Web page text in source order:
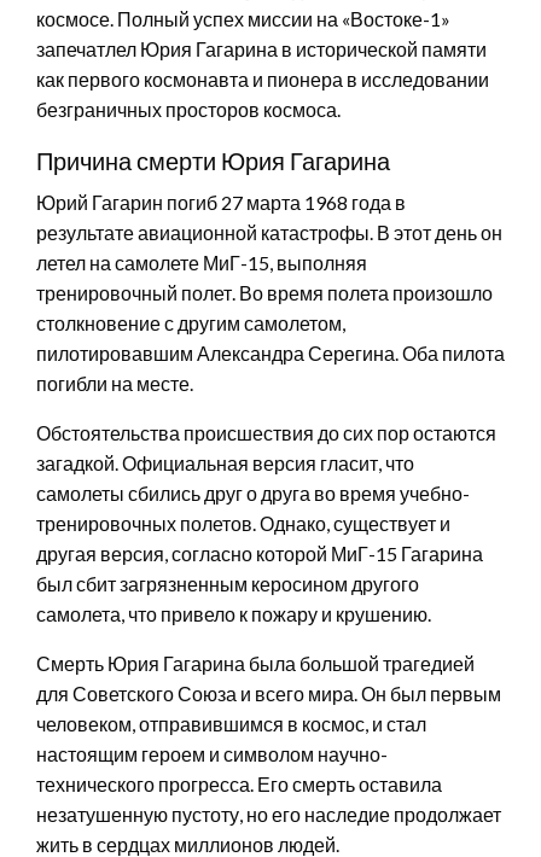
космосе. Полный успех миссии на «Востоке-1»
запечатлел Юрия Гагарина в исторической памяти
как первого космонавта и пионера в исследовании
безграничных просторов космоса.
Причина смерти Юрия Гагарина
Юрий Гагарин погиб 27 марта 1968 года в
результате авиационной катастрофы. В этот день он
летел на самолете МиГ-15, выполняя
тренировочный полет. Во время полета произошло
столкновение с другим самолетом,
пилотировавшим Александра Серегина. Оба пилота
погибли на месте.
Обстоятельства происшествия до сих пор остаются
загадкой. Официальная версия гласит, что
самолеты сбились друг о друга во время учебно-
тренировочных полетов. Однако, существует и
другая версия, согласно которой МиГ-15 Гагарина
был сбит загрязненным керосином другого
самолета, что привело к пожару и крушению.
Смерть Юрия Гагарина была большой трагедией
для Советского Союза и всего мира. Он был первым
человеком, отправившимся в космос, и стал
настоящим героем и символом научно-
технического прогресса. Его смерть оставила
незатушенную пустоту, но его наследие продолжает
жить в сердцах миллионов людей.